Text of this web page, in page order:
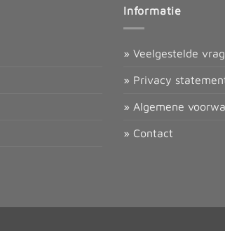
Informatie
» Veelgestelde
» Privacy
» Algemene
» Contact